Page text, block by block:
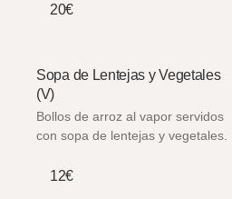
20€
Sopa de Lentejas y Vegetales
(V)
Bollos de arroz al vapor servidos
con sopa de lentejas y vegetales.
12€